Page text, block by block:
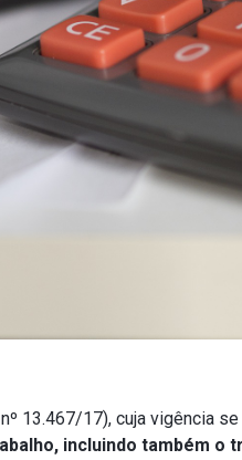
13.467/17), cuja vigência
incluindo também o